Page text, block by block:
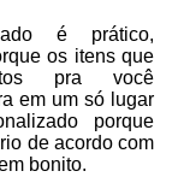
é prático,
os itens que
pra você
em um só lugar
porque
de acordo com
bonito.